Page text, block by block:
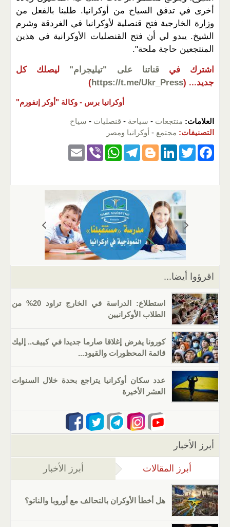
أخرى في تدفق السياح من أوكرانيا. طلبنا بالفعل من
وزارة الخارجية فتح قنصلية لأوكرانيا في الغردقة وشرم
الشيخ. يبدو لي أن فتح القنصليات الأوكرانية في هذين
المنتجعين حاجة ملحة".
اشترك في قناتنا على "تيليجرام"
ليصلك كل
جديد... (
https://t.me/Ukr_Press
)
أوكرانيا برس - وكالة "أوكر إنفورم"
العلامات: منتجعات - سياحة - قنصليات - سياح
التصنيفات: مجتمع - أوكرانيا ومصر
F
k
T
er
Li
e
dI
n
Bl
g
er
T
gr
a
m
W
s
A
p
p
Vi
اقرؤوا أيضا...
استطلاع: الدراسة في الخارج تراود 20% من
الطلاب الأوكرانيين
كورونا يفرض إغلاقا صارما جديدا في كييف.. إليك
قائمة المحظورات والقيود...
عدد سكان أوكرانيا يتراجع بحدة خلال السنوات
العشر الأخيرة
أبرز الأخبار
أبرز المقالات (علامة التبويب النشطة)
أبرز الأخبار
هل أخطأ الأوكران بالتحالف مع أوروبا والناتو؟